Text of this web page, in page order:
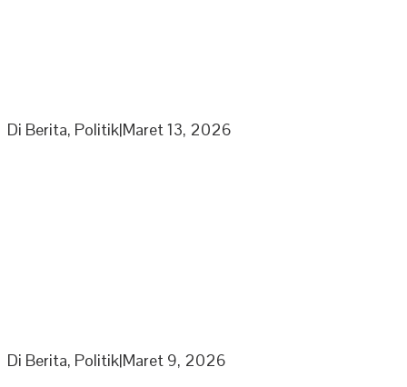
Di Berita, Politik|Maret 13, 2026
Di Berita, Politik|Maret 9, 2026